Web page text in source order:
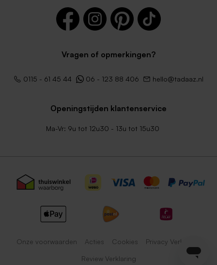
Vragen of opmerkingen?
0115 - 61 45 44 06 - 123 88 406 hello@tadaaz.nl
Openingstijden klantenservice
Ma-Vr: 9u tot 12u30 - 13u tot 15u30
Onze voorwaarden Acties Cookies Privacy Verklaring
Review Verklaring